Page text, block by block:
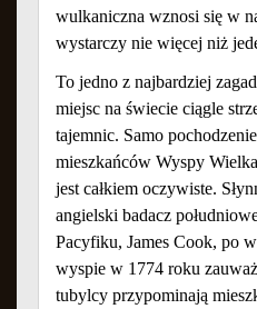
wulkaniczna wznosi się w
wystarczy nie więcej niż
To jedno z najbardziej
miejsc na świecie ciągle
tajemnic. Samo pochodzenie
mieszkańców Wyspy
jest całkiem oczywiste.
angielski badacz
Pacyfiku, James Cook, po
wyspie w 1774 roku
tubylcy przypominają